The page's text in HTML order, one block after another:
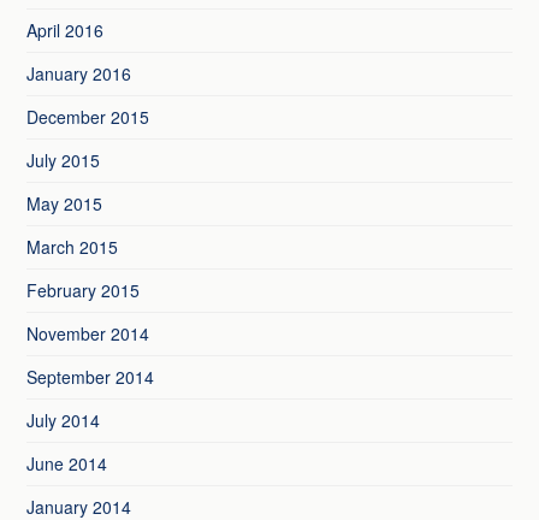
April 2016
January 2016
December 2015
July 2015
May 2015
March 2015
February 2015
November 2014
September 2014
July 2014
June 2014
January 2014